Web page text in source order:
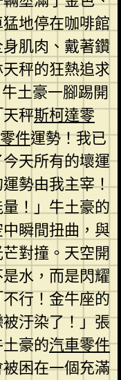
地停在咖啡館
肌肉、戴著鑽
秤的狂熱追求
土豪一腳踢開
秤斯柯達零
件運勢！我已
天所有的壞運
勢由我主宰！
！」牛土豪的
瞬間扭曲，與
對撞。天空開
水，而是閃耀
行！金牛座的
汙染了！」張
豪的汽車零件
困在一個充滿